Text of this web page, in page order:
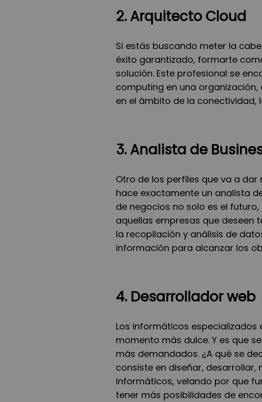
2. Arquitecto Cloud
Si estás buscando meter la
éxito garantizado, formarte
solución. Este profesional se
computing en una
en el ámbito de la conectividad,
3. Analista de
Otro de los perfiles que va a dar
hace exactamente un analista
de negocios no solo es el
aquellas empresas que deseen
la recopilación y análisis de
información para alcanzar los
4. Desarrollador web
Los informáticos especializados
momento más dulce. Y es que
más demandados. ¿A qué se
consiste en diseñar,
informáticos, velando por que
tener más posibilidades de